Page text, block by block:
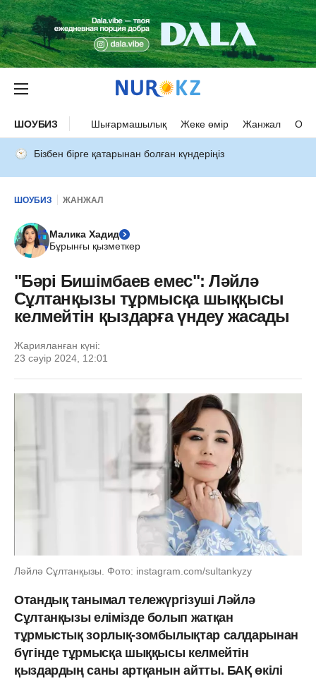
ШОУБИЗ Шығармашылық Жеке өмір Жанжал
Бізбен бірге қатарынан болған күндеріңіз
ШОУБИЗ ЖАНЖАЛ
Малика Хадид
Бұрынғы қызметкер
"Бәрі Бишімбаев емес": Ләйлә
Сұлтанқызы тұрмысқа шыққысы
келмейтін қыздарға үндеу жасады
Жарияланған күні:
23 сәуір 2024, 12:01
Ләйлә Сұлтанқызы. Фото: instagram.com/sultankyzy
Отандық танымал тележүргізуші Ләйлә
Сұлтанқызы елімізде болып жатқан
тұрмыстық зорлық-зомбылықтар салдарынан
бүгінде тұрмысқа шыққысы келмейтін
қыздардың саны артқанын айтты. БАҚ өкілі